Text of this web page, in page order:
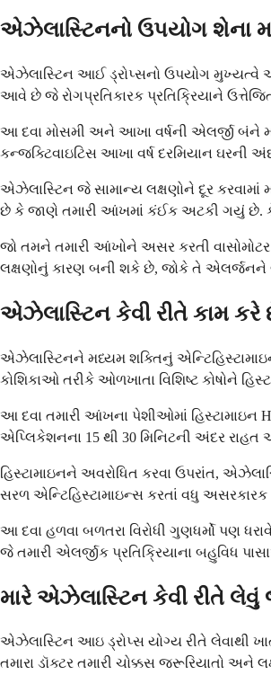
એઝેલાસ્ટિનનો ઉપયોગ શેના
એઝેલાસ્ટિન આઈ ડ્રોપ્સનો ઉપયોગ મુખ્યત્વે
આવે છે જે રોગપ્રતિકારક પ્રતિક્રિયાને
આ દવા મોસમી અને આખા વર્ષની એલર્જી બંને
કન્જક્ટિવાઇટિસ આખા વર્ષ દરમિયાન
એઝેલાસ્ટિન જે સામાન્ય લક્ષણોને દૂર
છે કે જાણે તમારી આંખમાં કંઈક અટકી ગયું છે.
જો તમને તમારી આંખોને અસર કરતી
લક્ષણોનું કારણ બની શકે છે, જોકે તે
એઝેલાસ્ટિન કેવી રીતે કામ કરે
એઝેલાસ્ટિનને મધ્યમ શક્તિનું
કોશિકાઓ તરીકે ઓળખાતા વિશિષ્ટ કોષોને
આ દવા તમારી આંખના પેશીઓમાં હિસ્ટામાઇન
એપ્લિકેશનના 15 થી 30 મિનિટની અંદર
હિસ્ટામાઇનને અવરોધિત કરવા ઉપરાંત,
સરળ એન્ટિહિસ્ટામાઇન્સ કરતાં વધુ
આ દવા હળવા બળતરા વિરોધી ગુણધર્મો પણ
જે તમારી એલર્જીક પ્રતિક્રિયાના બહુવિધ
મારે એઝેલાસ્ટિન કેવી રીતે
એઝેલાસ્ટિન આઇ ડ્રોપ્સ યોગ્ય રીતે લેવાથી
તમારા ડૉક્ટર તમારી ચોક્કસ જરૂરિયાતો